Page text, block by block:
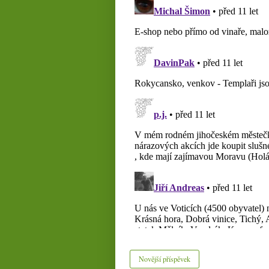
Novější příspěvek